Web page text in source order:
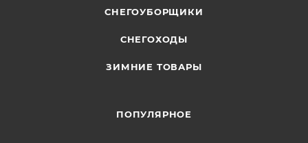
СНЕГОУБОРЩИКИ
СНЕГОХОДЫ
ЗИМНИЕ ТОВАРЫ
ПОПУЛЯРНОЕ